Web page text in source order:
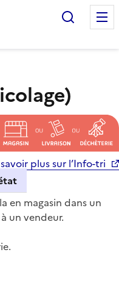
& déchets
plus sur l’Info-tri
en magasin dans un
un vendeur.